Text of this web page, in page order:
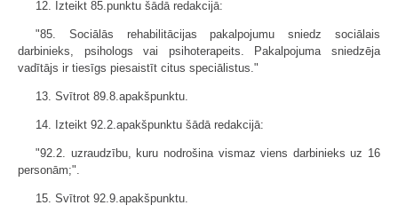
12. Izteikt 85.punktu šādā redakcijā:
"85. Sociālās rehabilitācijas pakalpojumu sniedz sociālais
darbinieks, psihologs vai psihoterapeits. Pakalpojuma sniedzēja
vadītājs ir tiesīgs piesaistīt citus speciālistus."
13. Svītrot 89.8.apakšpunktu.
14. Izteikt 92.2.apakšpunktu šādā redakcijā:
"92.2. uzraudzību, kuru nodrošina vismaz viens darbinieks uz 16
personām;".
15. Svītrot 92.9.apakšpunktu.